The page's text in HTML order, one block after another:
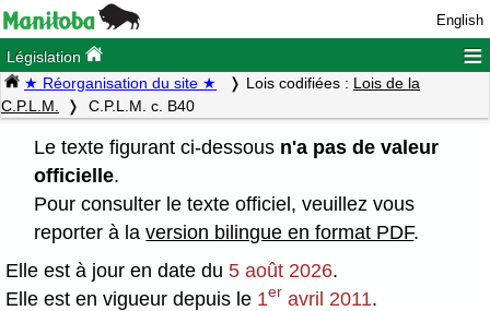
English
Législation ≡
★ Réorganisation du site ★ Lois codifiées : Lois de la
C.P.L.M.
C.P.L.M. c. B40
Le texte figurant ci-dessous n'a pas de valeur
officielle.
Pour consulter le texte officiel, veuillez vous
reporter à laversion bilingue en format PDF.
Elle est à jour en date du 5 août 2026.
Elle est en vigueur depuis le 1er avril 2011.